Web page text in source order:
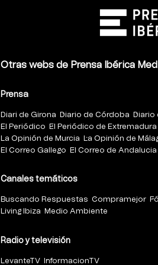
Otras webs de Prensa Ibérica
Prensa
Diari de Girona Diario de Córdoba Diario
El Periódico
El Periódico de Extremadura
La Opinión de Murcia
La Opinión de
El Correo Gallego
El Correo de Andalucia
Canales temáticos
Buscando Respuestas Compramejor
Living Ibiza
Medio Ambiente
Radio y televisión
LevanteTV InformacionTV